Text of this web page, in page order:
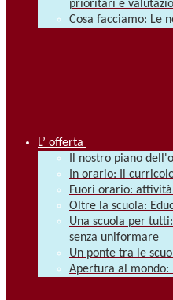
prioritari e
Cosa facciamo: Le
L’ offerta
Il nostro piano
In orario: Il
Fuori orario:
Oltre la scuola:
Una scuola per
senza uniformare
Un ponte tra le
Apertura al